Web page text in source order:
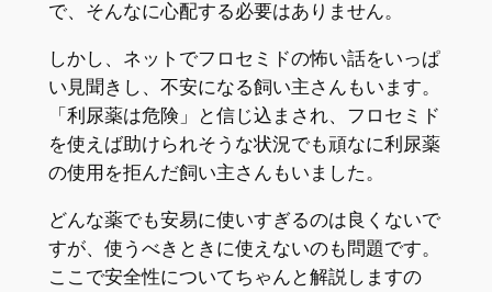
で、そんなに心配する必要はありません。
しかし、ネットでフロセミドの怖い話をいっぱ
い見聞きし、不安になる飼い主さんもいます。
「利尿薬は危険」と信じ込まされ、フロセミド
を使えば助けられそうな状況でも頑なに利尿薬
の使用を拒んだ飼い主さんもいました。
どんな薬でも安易に使いすぎるのは良くないで
すが、使うべきときに使えないのも問題です。
ここで安全性についてちゃんと解説しますの